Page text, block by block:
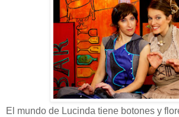
El mundo de Lucinda tiene botones y